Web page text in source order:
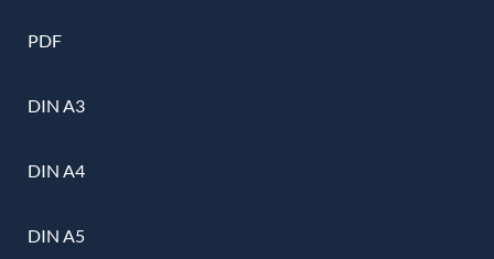
PDF
DIN A3
DIN A4
DIN A5